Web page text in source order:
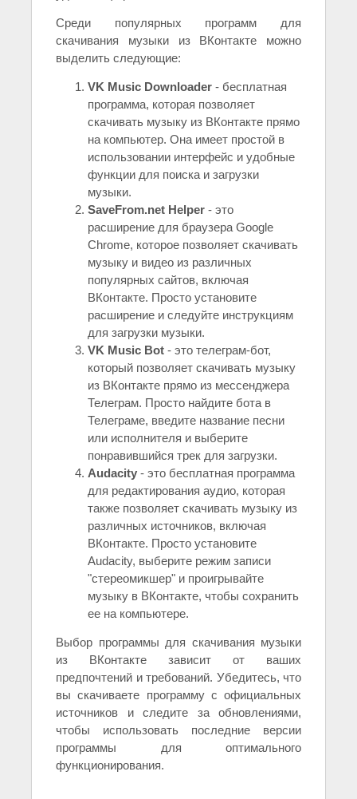
Среди популярных программ для
скачивания музыки из ВКонтакте можно
выделить следующие:
VK Music Downloader - бесплатная
программа, которая позволяет
скачивать музыку из ВКонтакте прямо
на компьютер. Она имеет простой в
использовании интерфейс и удобные
функции для поиска и загрузки
музыки.
SaveFrom.net Helper - это
расширение для браузера Google
Chrome, которое позволяет скачивать
музыку и видео из различных
популярных сайтов, включая
ВКонтакте. Просто установите
расширение и следуйте инструкциям
для загрузки музыки.
VK Music Bot - это телеграм-бот,
который позволяет скачивать музыку
из ВКонтакте прямо из мессенджера
Телеграм. Просто найдите бота в
Телеграме, введите название песни
или исполнителя и выберите
понравившийся трек для загрузки.
Audacity - это бесплатная программа
для редактирования аудио, которая
также позволяет скачивать музыку из
различных источников, включая
ВКонтакте. Просто установите
Audacity, выберите режим записи
"стереомикшер" и проигрывайте
музыку в ВКонтакте, чтобы сохранить
ее на компьютере.
Выбор программы для скачивания музыки
из ВКонтакте зависит от ваших
предпочтений и требований. Убедитесь, что
вы скачиваете программу с официальных
источников и следите за обновлениями,
чтобы использовать последние версии
программы для оптимального
функционирования.